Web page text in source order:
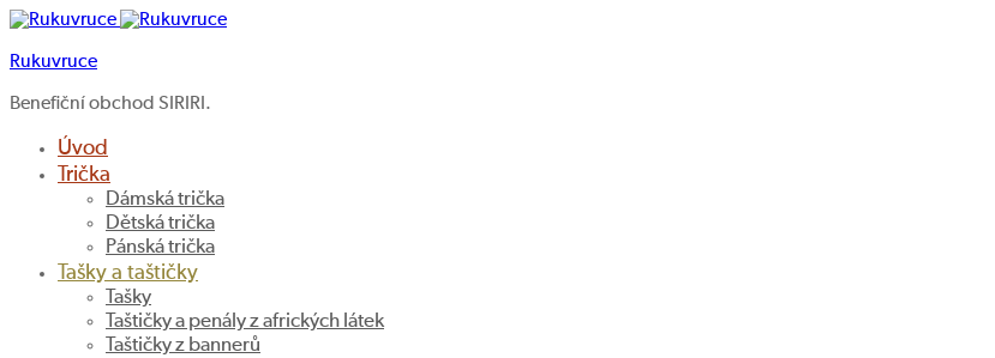
Rukuvruce
Benefiční obchod SIRIRI.
Úvod
Trička
Dámská trička
Dětská trička
Pánská trička
Tašky a taštičky
Tašky
Taštičky a penály z afrických látek
Taštičky z bannerů